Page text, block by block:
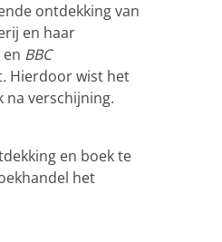
ontdekking van
en haar
en BBC
. Hierdoor wist het
na verschijning.
en boek te
het